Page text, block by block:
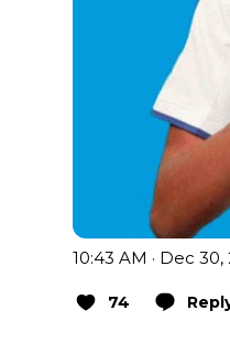
10:43 AM · Dec 30,
74